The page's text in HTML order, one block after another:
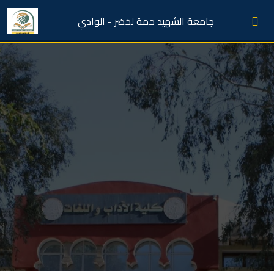
جامعة الشهيد حمة لخضر - الوادي